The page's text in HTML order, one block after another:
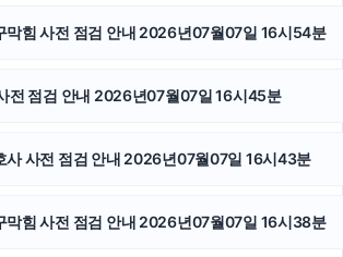
막힘 사전 점검 안내 2026년07월07일 16시54분
전 점검 안내 2026년07월07일 16시45분
사 사전 점검 안내 2026년07월07일 16시43분
막힘 사전 점검 안내 2026년07월07일 16시38분